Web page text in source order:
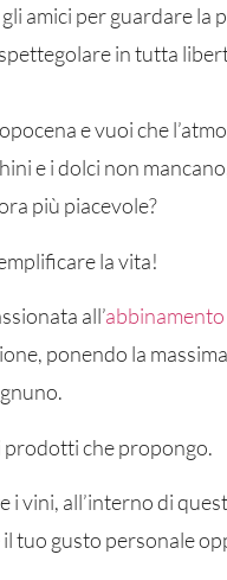
amici per guardare la
in tutta
e vuoi che
e i dolci non
più piacevole?
la vita!
all’
ponendo la
che propongo.
vini, all’interno di
tuo gusto personale